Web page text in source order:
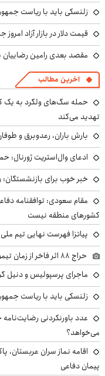
زلنسکی باید با ریاست
قیمت دلار در بازار آزاد امروز جمعه ۱۶ مرداد ۱۴۰۵/ قیمت‌ها
مقصد بعدی رامین رضاییان
آخرین مطالب
تهدید می‌کند
بارش باران، رعدوبرق و
ادعای وال‌استریت ژورنال:
خبر خوب برای بازنشستگان:
مقام سعودی: توافقنامه
کشورهای منطقه نیست
پیاتزا فهرست نهایی تیم
حراج ۸۸ اثر فاخر از زمان تیموریان تا دوره معاصر +تصاویر
ماجرای پرسپولیس و دنیل
زلنسکی باید با ریاست
عدد باورنکردنی رضایت‌نامه
می‌خواهد؟
اقامه نماز سران عربستان،
پیمان دفاعی